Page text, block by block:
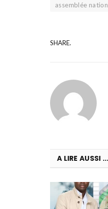
assemblée
SHARE.
A LIRE AUSSI ...